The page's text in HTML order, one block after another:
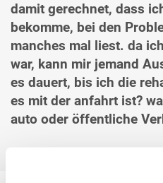
damit gerechnet, dass
bekomme, bei den
manches mal liest. da
war, kann mir jemand
es dauert, bis ich die
es mit der anfahrt ist?
auto oder öffentliche